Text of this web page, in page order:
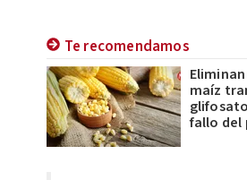
Te recomendamos
maíz
fallo del